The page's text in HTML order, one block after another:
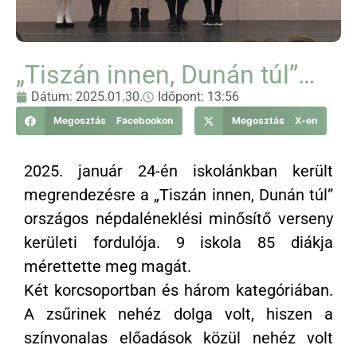
„Tiszán innen, Dunán túl”…
Dátum: 2025.01.30. Időpont: 13:56
Megosztás Facebookon Megosztás X-en
2025. január 24-én iskolánkban került
megrendezésre a „Tiszán innen, Dunán túl”
országos népdaléneklési minősítő verseny
kerületi fordulója. 9 iskola 85 diákja
mérettette meg magát.
Két korcsoportban és három kategóriában.
A zsűrinek nehéz dolga volt, hiszen a
színvonalas előadások közül nehéz volt